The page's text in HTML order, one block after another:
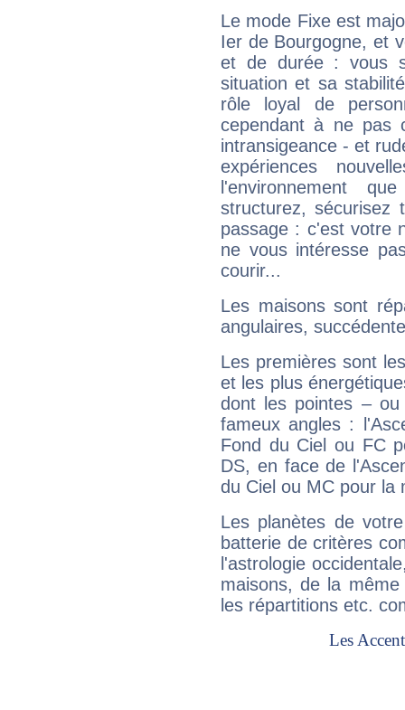
Le mode Fixe est
Ier de Bourgogne, et
et de durée : vous
situation et sa
rôle loyal de
cependant à ne pas
intransigeance - et
expériences
l'environnement
structurez, sécurisez
passage : c'est votre
ne vous intéresse
courir...
Les maisons sont
angulaires,
Les premières sont
et les plus
dont les pointes –
fameux angles :
Fond du Ciel ou FC
DS, en face de
du Ciel ou MC pour la
Les planètes de
batterie de critères
l'astrologie
maisons, de la
les répartitions etc.